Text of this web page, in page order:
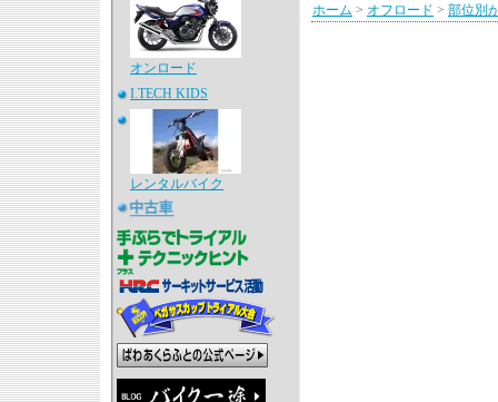
オンロード
I.TECH KIDS
レンタルバイク
ホーム > オフロード > 部位別